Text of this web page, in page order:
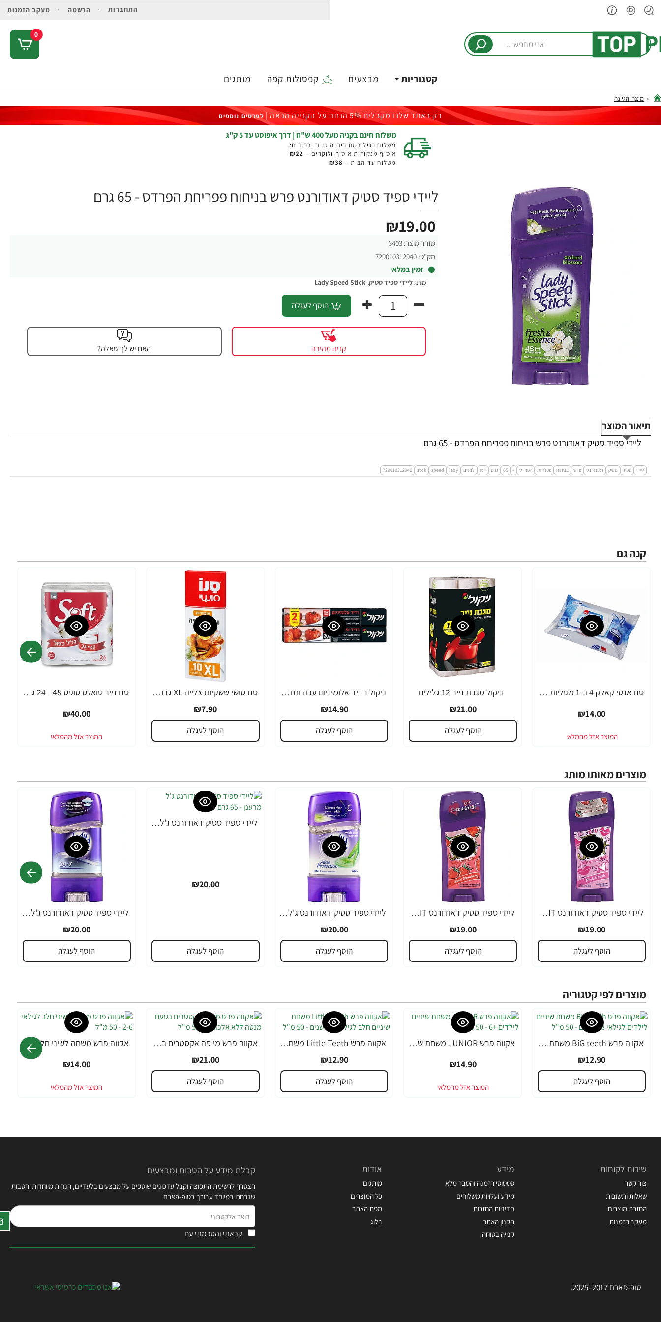
התחברות הרשמה מעקב הזמנות
מחפש
0
קטגוריות מבצעים קפסולות קפה מותגים
home
מוצרי הגיינה
רק באתר שלנו מקבלים 5% הנחה על הקנייה הבאה | לפרטים נוספים
משלוח חינם בקניה מעל 400 ש"ח | דרך איפוסט עד 5 ק"ג
משלוח רגיל במחירים הוגנים וברורים:
איסוף מנקודות איסוף ולוקרים – ₪22
משלוח עד הבית – ₪38
ליידי ספיד סטיק דאודורנט פרש בניחוח פפריחת הפרדס - 65 גרם
מזהה מוצר: 3403
מק"ט: 729010312940
זמין במלאי
₪19.00
מותגליידי ספיד סטיק,
Lady Speed Stick
הוסף לעגלה
קניה מהירה האם יש לך שאלה?
תיאור המוצר
ליידי ספיד סטיק דאודורנט פרש בניחוח פפריחת הפרדס - 65 גרם
ליידי ספיד סטיק דאודורנט פרש בניחוח פפריחת הפרדס -
65 גרם דאו לנשים lady
speed
stick
729010312940
קנה גם
סנו אנטי קאלק 4 ב-1 מטליות לחות - 50 יחידות
₪14.00
ניקול מגבת נייר 12 גלילים
₪21.00
הוסף לעגלה
ניקול רדיד אלומיניום עבה וחזק במיוחד 20 מיקרון - רחב 30 ס”מ - 15 מטר
₪14.90
הוסף לעגלה
סנו סושי ששקיות צלייה XL גדולות - 10 יחידות
₪7.90
הוסף לעגלה
סנו נייר טואלט סופט 48 - 24 גלילים
₪40.00
מוצרים מאותו מותג
ליידי ספיד סטיק דאודורנט TEEN SPIRIT קראש ורוד - 65 גרם
₪19.00
הוסף לעגלה
ליידי ספיד סטיק דאודורנט TEEN SPIRIT תות - 65 גרם
₪19.00
הוסף לעגלה
ליידי ספיד סטיק דאודורנט ג'ל אלוורה - 65 גרם
₪20.00
הוסף לעגלה
ליידי ספיד סטיק דאודורנט ג'ל מרענן - 65 גרם
₪20.00
הוסף לעגלה
ליידי ספיד סטיק דאודורנט ג'ל פיור פרשנס 24/7 - 65 גרם
₪20.00
הוסף לעגלה
מוצרים לפי קטגוריה
אקווה פרש BiG teeth משחת שיניים לילדים לגילאי 6-8 שנים - 50 מ"ל
₪12.90
הוסף לעגלה
אקווה פרש JUNIOR משחת שיניים לילדים +6 - 50 מ"ל
₪14.90
אקווה פרש Little Teeth משחת שיניים חלב לגילאי 0-5 שנים - 50 מ"ל
₪12.90
הוסף לעגלה
אקווה פרש מי פה אקסטרים בטעם מנטה ללא אלכוהול 500 מ"ל
₪21.00
הוסף לעגלה
אקווה פרש משחה לשיני חלב לגילאי 2-6 - 50 מ"ל
₪14.00
שירות לקוחות
צור קשר
שאלות ותשובות
החזרת מוצרים
מעקב הזמנות
מידע
סטטוסי הזמנה והסבר מלא
מידע ועלויות משלוחים
מדיניות החזרות
תקנון האתר
קנייה בטוחה
אודות
מותגים
כל המוצרים
מפת האתר
בלוג
קבלת מידע על הטבות ומבצעים
הצטרף לרשימת התפוצה וקבל עדכונים שוטפים על מבצעים בלעדיים, הנחות מיוחדות והטבות
שנבחרו במיוחד עבורך בטופ-פארם
אלקטרוני
קראתי והסכמתי עם
טופ-פארם 2017–2025.